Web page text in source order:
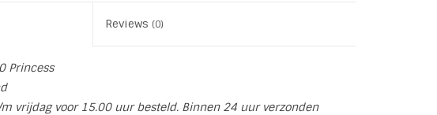
Reviews (0)
Princess
vrijdag voor 15.00 uur besteld. Binnen 24 uur verzonden